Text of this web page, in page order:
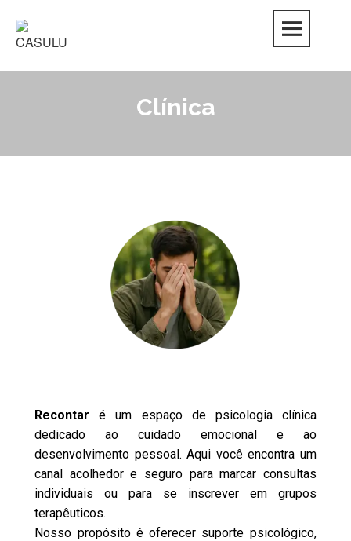
Clínica
Recontar é um espaço de psicologia clínica
dedicado ao cuidado emocional e ao
desenvolvimento pessoal. Aqui você encontra um
canal acolhedor e seguro para marcar consultas
individuais ou para se inscrever em grupos
terapêuticos.
Nosso propósito é oferecer suporte psicológico,